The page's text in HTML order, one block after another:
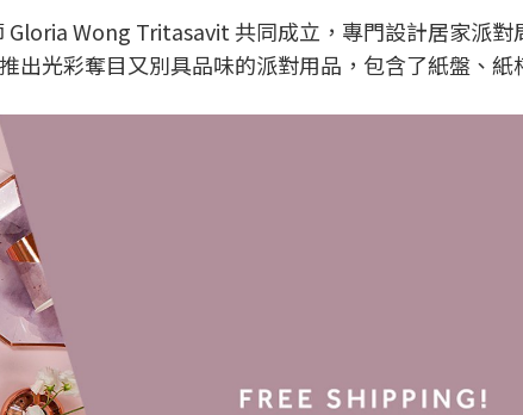
Wong Tritasavit 共同成立，專門設計居家派對
出光彩奪目又別具品味的派對用品，包含了紙盤、紙